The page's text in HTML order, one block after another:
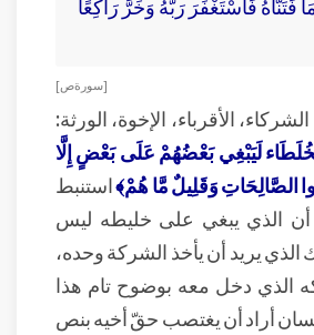
فَتَنَّاهُ فَاسْتَغْفَرَ رَبَّهُ وَخَرَّ رَاكِعًا
[ سورة ص ]
الأقرباء، الإخوة، الورثة:
لَيَبْغِي بَعْضُهُمْ عَلَى بَعْضٍ إِلَّا
الصَّالِحَاتِ وَقَلِيلٌ مَّا هُمْ﴾استنبط
أن الذي يبغي على خليطه ليس
الذي يريد أن يأخذ الشركة وحده،
الذي دخل معه بوضوح تام هذا
أراد أن يغتصب حقّ أخيه بنص